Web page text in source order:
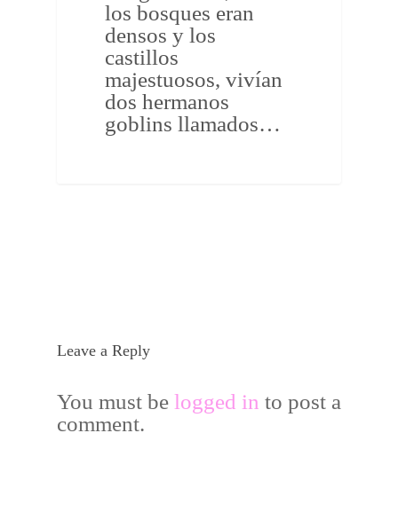
los bosques eran
densos y los
castillos
majestuosos, vivían
dos hermanos
goblins llamados…
Leave a Reply
You must be logged in to post a
comment.